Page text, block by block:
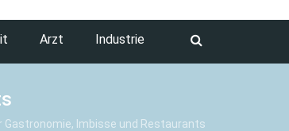
Arzt Industrie
Imbisse und Restaurants